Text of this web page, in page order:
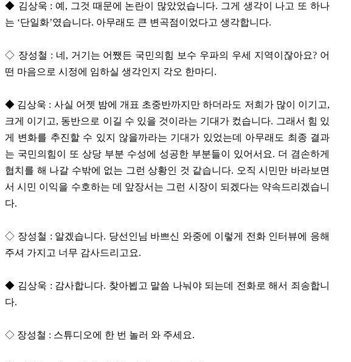
◆ 김상욱 : 예, 그것 때문에 논란이 많았었습니다. 그게 생각이 나고 또 하나
는 ‘단일화’였습니다. 아무래도 큰 변곡점이었다고 생각합니다.
◇ 장성철 : 네, 거기는 어쨌든 국민의힘 보수 우파의 우세 지역이잖아요? 어
떤 마음으로 시정에 임하실 생각인지 각오 한마디.
◆ 김상욱 : 사실 어젯 밤에 개표 초중반까지만 하더라도 저희가 많이 이기고,
크게 이기고, 동반으로 이길 수 있을 것이라는 기대가 컸습니다. 그래서 힘 있
게 변화를 추진할 수 있지 않을까라는 기대가 있었는데 아무래도 최종 결과
는 국민의힘이 또 상당 부분 수성에 성공한 부분들이 있어서요. 더 겸손하게
협치를 해 나갈 수밖에 없는 그런 상황인 것 같습니다. 오직 시민만 바라보면
서 시민 이익을 수호하는 데 앞장서는 그런 시장이 되겠다는 약속드리겠습니
다.
◇ 장성철 : 알겠습니다. 당선인님 바쁘신 와중에 이렇게 전화 인터뷰에 응해
주셔 가지고 너무 감사드리고요.
◆ 김상욱 : 감사합니다. 찾아뵙고 말씀 나눠야 되는데 전화로 해서 죄송합니
다.
◇ 장성철 : 스튜디오에 한 번 놀러 와 주세요.